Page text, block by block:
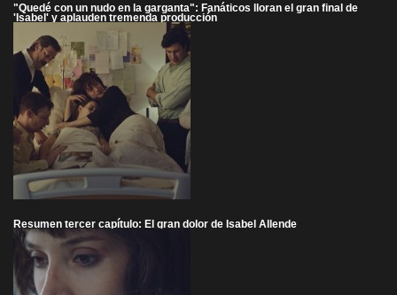
"Quedé con un nudo en la garganta": Fanáticos lloran el gran final de
'Isabel' y aplauden tremenda producción
Resumen tercer capítulo: El gran dolor de Isabel Allende